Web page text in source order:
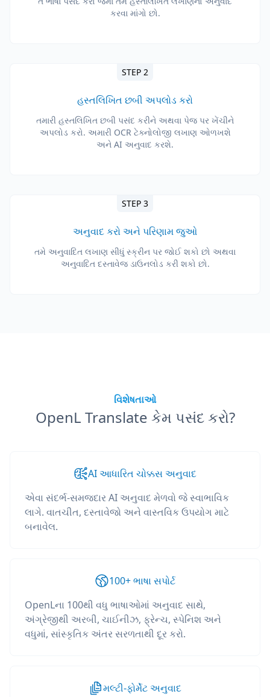
કરવા માંગો છો.
STEP 2
હસ્તલિખિત છબી અપલોડ કરો
તમારી હસ્તલિખિત છબી પસંદ કરીને અથવા પેજ પર ખેંચીને
અપલોડ કરો. અમારી OCR ટેક્નોલોજી લખાણ ઓળખશે
અને AI અનુવાદ કરશે.
STEP 3
અનુવાદ કરો અને પરિણામ જુઓ
તમે અનુવાદિત લખાણ સીધું સ્ક્રીન પર જોઈ શકો છો અથવા
અનુવાદિત દસ્તાવેજ ડાઉનલોડ કરી શકો છો.
વિશેષતાઓ
OpenL Translate કેમ પસંદ કરો?
AI આધારિત ચોક્કસ અનુવાદ
એવા સંદર્ભ-સમજદાર AI અનુવાદ મેળવો જે સ્વાભાવિક
લાગે. વાતચીત, દસ્તાવેજો અને વાસ્તવિક ઉપયોગ માટે
બનાવેલ.
100+ ભાષા સપોર્ટ
OpenLના 100થી વધુ ભાષાઓમાં અનુવાદ સાથે,
અંગ્રેજીથી અરબી, ચાઈનીઝ, ફ્રેન્ચ, સ્પેનિશ અને
વધુમાં, સાંસ્કૃતિક અંતર સરળતાથી દૂર કરો.
મલ્ટી-ફોર્મેટ અનુવાદ